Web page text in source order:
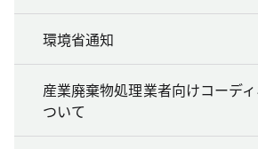
環境省通知
産業廃棄物処理業者向けコーデ
ついて